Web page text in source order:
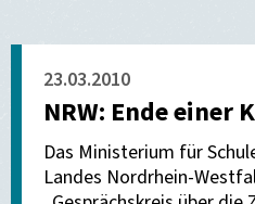
23.03.2010
NRW: Ende einer
Das Ministerium für
Landes Nordrhein-